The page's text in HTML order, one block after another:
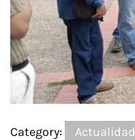
Category: Actualidad